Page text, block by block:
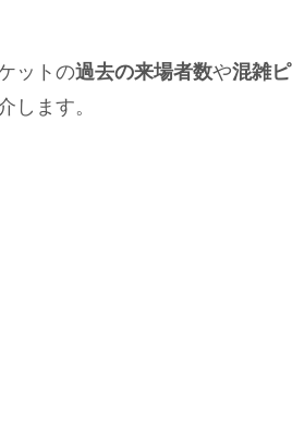
ットの過去の来場者数や混雑ピ
します。